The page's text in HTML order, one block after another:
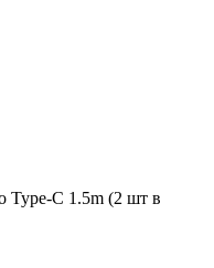
Type-C 1.5m (2 шт в